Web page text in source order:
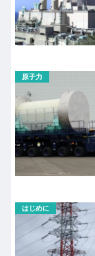
原子力
はじめに